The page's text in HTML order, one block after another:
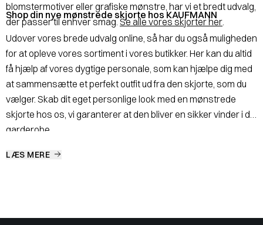
blomstermotiver eller grafiske mønstre, har vi et bredt udvalg,
der passer til enhver smag.Se alle vores skjorter her.
Shop din nye mønstrede skjorte hos KAUFMANN
Udover vores brede udvalg online, så har du også muligheden
for at opleve vores sortiment i vores butikker. Her kan du altid
få hjælp af vores dygtige personale, som kan hjælpe dig med
at sammensætte et perfekt outfit ud fra den skjorte, som du
vælger. Skab dit eget personlige look med en mønstrede
skjorte hos os, vi garanterer at den bliver en sikker vinder i din
garderobe.
LÆS MERE